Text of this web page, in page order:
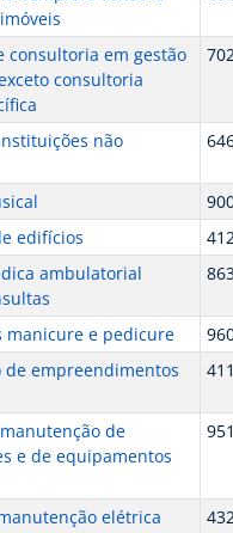
consultoria em gestão
consultoria
não
edifícios
ambulatorial
manicure e pedicure
de empreendimentos
de
e de equipamentos
elétrica